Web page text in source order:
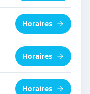
Horaires
Horaires
Horaires